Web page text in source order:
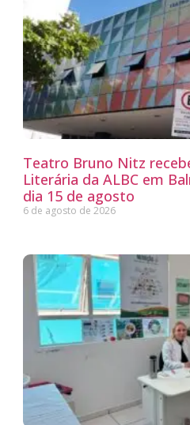
Teatro Bruno Nitz
Literária da ALBC em
dia 15 de agosto
6 de agosto de 2026